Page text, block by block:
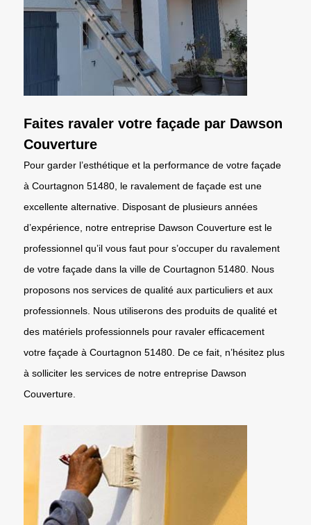
Faites ravaler votre façade par Dawson
Couverture
Pour garder l’esthétique et la performance de votre façade
à Courtagnon 51480, le ravalement de façade est une
excellente alternative. Disposant de plusieurs années
d’expérience, notre entreprise Dawson Couverture est le
professionnel qu’il vous faut pour s’occuper du ravalement
de votre façade dans la ville de Courtagnon 51480. Nous
proposons nos services de qualité aux particuliers et aux
professionnels. Nous utiliserons des produits de qualité et
des matériels professionnels pour ravaler efficacement
votre façade à Courtagnon 51480. De ce fait, n’hésitez plus
à solliciter les services de notre entreprise Dawson
Couverture.